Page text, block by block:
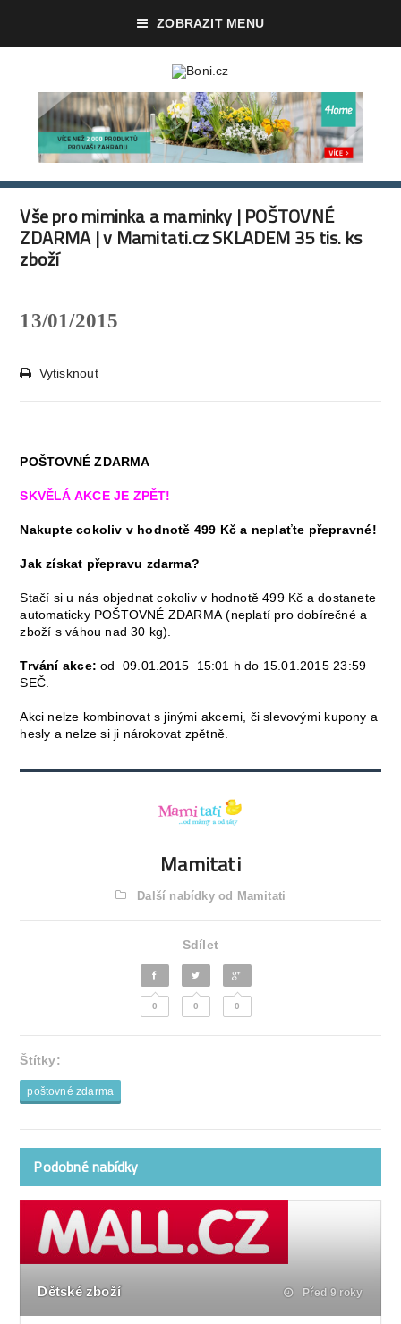
ZOBRAZIT MENU
Vše pro miminka a maminky | POŠTOVNÉ
ZDARMA | v Mamitati.cz SKLADEM 35 tis. ks
zboží
13/01/2015
Vytisknout
POŠTOVNÉ ZDARMA
SKVĚLÁ AKCE JE ZPĚT!
Nakupte cokoliv v hodnotě 499 Kč a neplaťte přepravné!
Jak získat přepravu zdarma?
Stačí si u nás objednat cokoliv v hodnotě 499 Kč a dostanete
automaticky POŠTOVNÉ ZDARMA(neplatí pro dobírečné a
zboží s váhou nad 30 kg).
Trvání akce:od 09.01.2015 15:01 h do 15.01.2015 23:59
SEČ.
Akci nelze kombinovat s jinými akcemi, či slevovými kupony a
hesly a nelze si ji nárokovat zpětně.
Mamitati
Další nabídky od Mamitati
Sdílet
0 0 0
Štítky:
poštovné zdarma
Podobné nabídky
Dětské zboží Před 9 roky